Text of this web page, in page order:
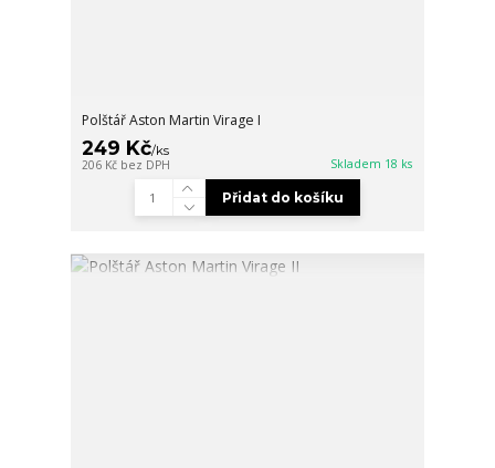
Polštář Aston Martin Virage I
249 Kč/ks
206 Kč bez DPH Skladem 18 ks
Přidat do košíku